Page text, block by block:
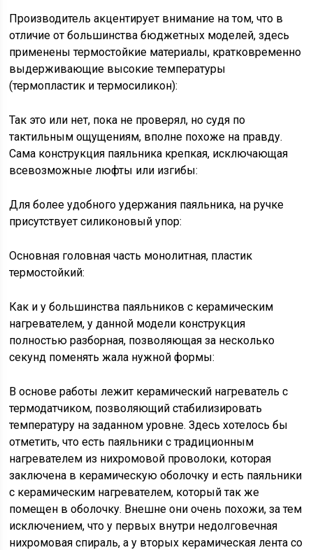
Производитель акцентирует внимание на том, что в
отличие от большинства бюджетных моделей, здесь
применены термостойкие материалы, кратковременно
выдерживающие высокие температуры
(термопластик и термосиликон):
Так это или нет, пока не проверял, но судя по
тактильным ощущениям, вполне похоже на правду.
Сама конструкция паяльника крепкая, исключающая
всевозможные люфты или изгибы:
Для более удобного удержания паяльника, на ручке
присутствует силиконовый упор:
Основная головная часть монолитная, пластик
термостойкий:
Как и у большинства паяльников с керамическим
нагревателем, у данной модели конструкция
полностью разборная, позволяющая за несколько
секунд поменять жала нужной формы:
В основе работы лежит керамический нагреватель с
термодатчиком, позволяющий стабилизировать
температуру на заданном уровне. Здесь хотелось бы
отметить, что есть паяльники с традиционным
нагревателем из нихромовой проволоки, которая
заключена в керамическую оболочку и есть паяльники
с керамическим нагревателем, который так же
помещен в оболочку. Внешне они очень похожи, за тем
исключением, что у первых внутри недолговечная
нихромовая спираль, а у вторых керамическая лента со